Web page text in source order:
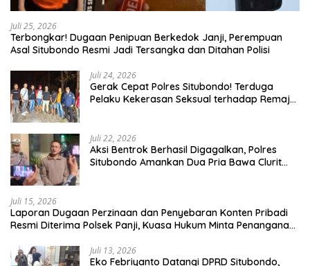
Juli 25, 2026
Terbongkar! Dugaan Penipuan Berkedok Janji, Perempuan
Asal Situbondo Resmi Jadi Tersangka dan Ditahan Polisi
Juli 24, 2026
Gerak Cepat Polres Situbondo! Terduga
Pelaku Kekerasan Seksual terhadap Remaja
Juli 22, 2026
Aksi Bentrok Berhasil Digagalkan, Polres
Situbondo Amankan Dua Pria Bawa Clurit
Juli 15, 2026
Laporan Dugaan Perzinaan dan Penyebaran Konten Pribadi
Resmi Diterima Polsek Panji, Kuasa Hukum Minta Penanganan
Juli 13, 2026
Eko Febriyanto Datangi DPRD Situbondo,